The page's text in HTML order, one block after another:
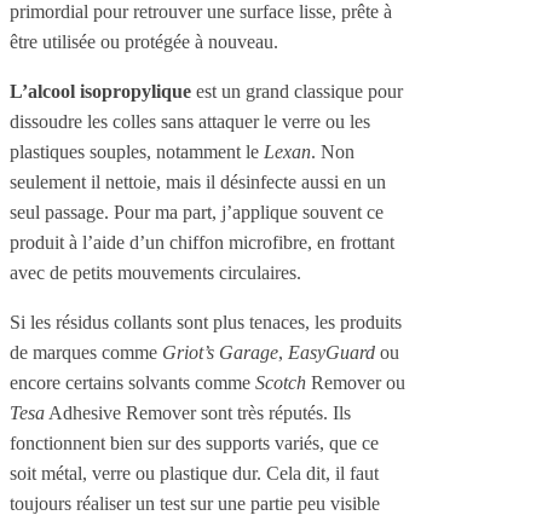
primordial pour retrouver une surface lisse, prête à
être utilisée ou protégée à nouveau.
L’alcool isopropylique est un grand classique pour
dissoudre les colles sans attaquer le verre ou les
plastiques souples, notamment le Lexan. Non
seulement il nettoie, mais il désinfecte aussi en un
seul passage. Pour ma part, j’applique souvent ce
produit à l’aide d’un chiffon microfibre, en frottant
avec de petits mouvements circulaires.
Si les résidus collants sont plus tenaces, les produits
de marques comme Griot’s Garage, EasyGuard ou
encore certains solvants comme Scotch Remover ou
TesaAdhesive Remover sont très réputés. Ils
fonctionnent bien sur des supports variés, que ce
soit métal, verre ou plastique dur. Cela dit, il faut
toujours réaliser un test sur une partie peu visible